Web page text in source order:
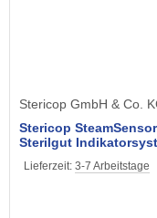
Stericop GmbH & Co.
Stericop
Sterilgut
Lieferzeit: 3-7 Arbeitstage